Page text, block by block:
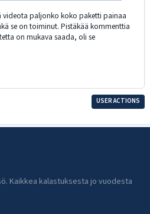
videota paljonko koko paketti painaa
se on toiminut. Pistäkää kommenttia
on mukava saada, oli se
USER ACTIONS
Kaikkea kalastuksesta jo vuodesta